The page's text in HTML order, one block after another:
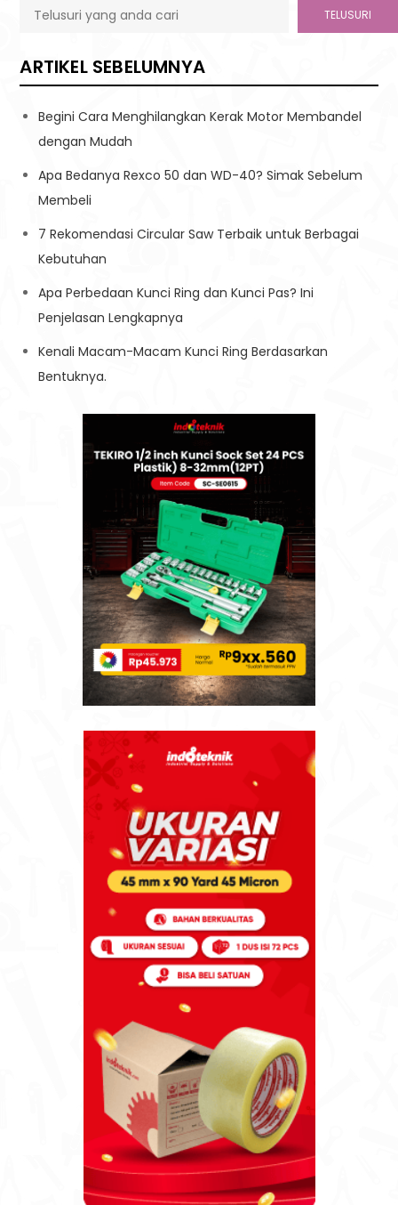
TELUSURI
ARTIKEL SEBELUMNYA
Begini Cara Menghilangkan Kerak Motor Membandel
dengan Mudah
Apa Bedanya Rexco 50 dan WD-40? Simak Sebelum
Membeli
7 Rekomendasi Circular Saw Terbaik untuk Berbagai
Kebutuhan
Apa Perbedaan Kunci Ring dan Kunci Pas? Ini
Penjelasan Lengkapnya
Kenali Macam-Macam Kunci Ring Berdasarkan
Bentuknya.